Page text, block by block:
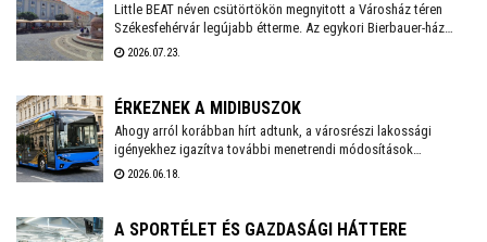
VÁROSHÁZ TÉREN
Little BEAT néven csütörtökön megnyitott a Városház téren
Székesfehérvár legújabb étterme. Az egykori Bierbauer-ház
helyén 2010 óta a Pátria étterem működött egészen tavaly év
Kft. nyerte, mely többek között a Beat éttermet is évek óta nagy
2026.07.23.
ÉRKEZNEK A MIDIBUSZOK
Ahogy arról korábban hírt adtunk, a városrészi lakossági
igényekhez igazítva további menetrendi módosítások
várhatóak Székesfehérvár helyi közösségi közlekedésében.
valamint Öreghegy – bekapcsolására is lehetőséget adnak.
2026.06.18.
A SPORTÉLET ÉS GAZDASÁGI HÁTTERE